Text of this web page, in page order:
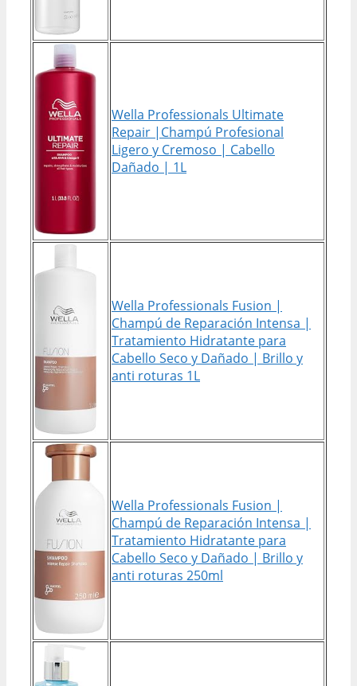
Wella Professionals Ultimate
Repair |Champú Profesional
Ligero y Cremoso | Cabello
Dañado | 1L
Wella Professionals Fusion |
Champú de Reparación Intensa |
Tratamiento Hidratante para
Cabello Seco y Dañado | Brillo y
anti roturas 1L
Wella Professionals Fusion |
Champú de Reparación Intensa |
Tratamiento Hidratante para
Cabello Seco y Dañado | Brillo y
anti roturas 250ml